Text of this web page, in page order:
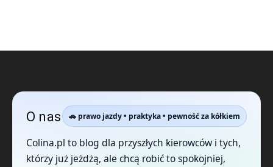
O nas 🚗 prawo jazdy • praktyka • pewność za kółkiem
Colina.pl to blog dla przyszłych kierowców i tych,
którzy już jeżdżą, ale chcą robić to spokojniej,